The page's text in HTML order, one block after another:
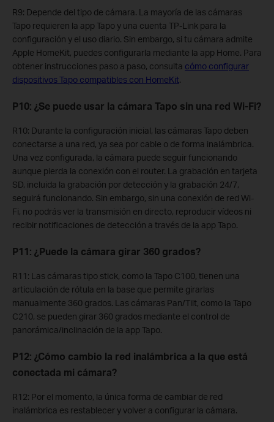
R9: Depende del tipo de cámara. La mayoría de las cámaras
Tapo requieren la app Tapo y una cuenta TP-Link para la
configuración y el uso diario. Sin embargo, si tu cámara admite
Apple HomeKit, puedes configurarla mediante la app Home. Para
obtener instrucciones paso a paso, consulta cómo configurar
dispositivos Tapo compatibles con HomeKit.
P10: ¿Se puede usar la cámara Tapo sin una red Wi-Fi?
R10: Durante la configuración inicial, las cámaras Tapo deben
conectarse a una red, ya sea por cable o de forma inalámbrica.
Una vez configurada, la cámara puede seguir funcionando
aunque pierda la conexión con el router. La grabación en tarjeta
SD, incluida la grabación por detección y la grabación 24/7,
seguirá funcionando. Sin embargo, sin una conexión de red Wi-
Fi, no podrás ver la transmisión en directo, reproducir vídeos ni
recibir notificaciones de detección a través de la app Tapo.
P11: ¿Puede la cámara girar 360 grados?
R11: Las cámaras tipo stick, como la Tapo C100, tienen una
articulación de rótula en la base que permite girarlas
manualmente 360 grados. Las cámaras Pan/Tilt, como la Tapo
C210, se pueden girar 360 grados mediante el control de
panorámica/inclinación de la app Tapo.
P12: ¿Cómo cambio la red inalámbrica a la que está
conectada mi cámara?
R12: Por el momento, la única forma de cambiar de red
inalámbrica es restablecer y volver a configurar la cámara.